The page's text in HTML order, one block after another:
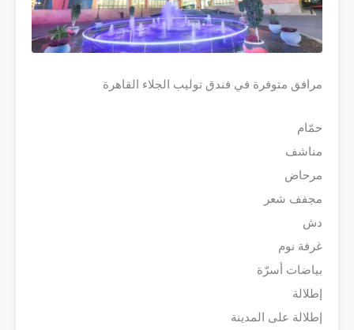
مرافق متوفرة في فندق توليب الجلاء القاهرة
حمّام
مناشف
مرحاض
مجفف شعر
دش
غرفة نوم
بياضات أسرّة
إطلالة
إطلالة على المدينة